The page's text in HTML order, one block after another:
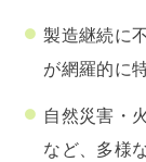
製造継続に
が網羅的に
自然災害・
など、多様